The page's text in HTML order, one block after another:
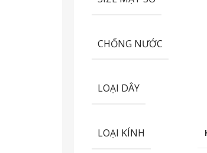
CHỐNG NƯỚC
LOẠI DÂY
LOẠI KÍNH